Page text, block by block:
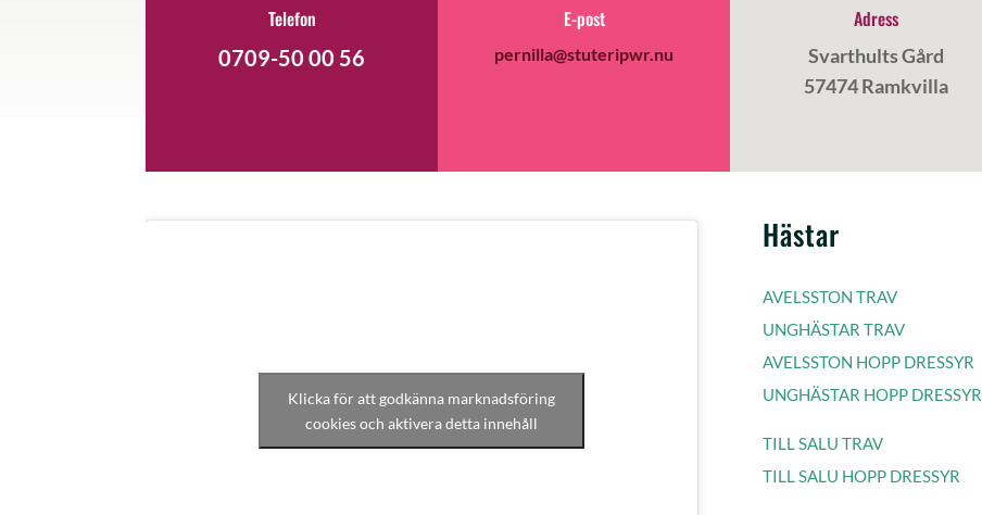
Telefon
0709-50 00 56
E-post
pernilla@stuteripwr.nu
Adress
Svarthults Gård
57474 Ramkvilla
Klicka för att godkänna marknadsföring
cookies och aktivera detta innehåll
Hästar
AVELSSTON TRAV
UNGHÄSTAR TRAV
AVELSSTON HOPP DRESSYR
UNGHÄSTAR HOPP DRESSYR
TILL SALU TRAV
TILL SALU HOPP DRESSYR